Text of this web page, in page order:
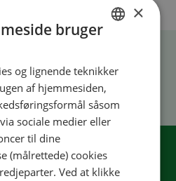
ENGLISH
GERMAN
DANISH
×
bruger
og lignende teknikker
af hjemmesiden,
såsom
sociale medier eller
til dine
(målrettede) cookies
Ved at klikke